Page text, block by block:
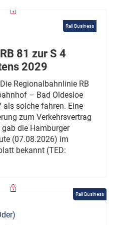
Rail Business
81 zur S 4
2029
Regionalbahnlinie RB
– Bad Oldesloe
solche fahren. Eine
zum Verkehrsvertrag
die Hamburger
(07.08.2026) im
bekannt (TED:
Rail Business